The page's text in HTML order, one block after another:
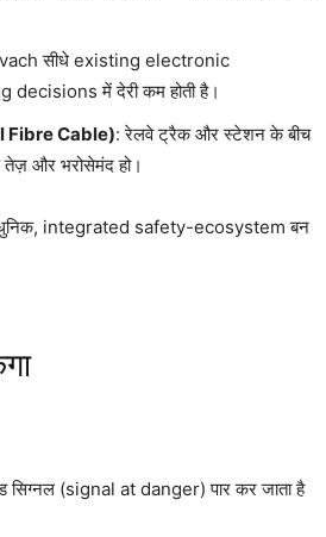
सीधे existing electronic
में देरी कम होती है।
Fibre Cable): रेलवे ट्रैक और स्टेशन के बीच
तेज़ और भरोसेमंद हो।
integrated safety-ecosystem बन
(signal at danger) पार कर जाता है